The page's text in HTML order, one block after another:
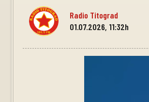
Radio Titograd
01.07.2026, 11:32h